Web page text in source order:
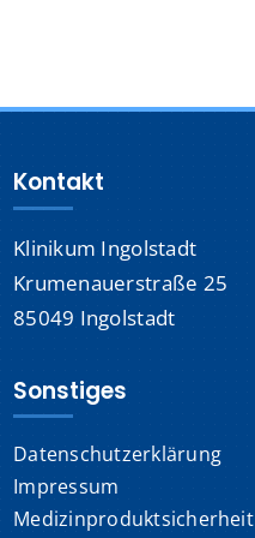
Kontakt
Karriere
Suche
nach:
Kontakt
Klinikum Ingolstadt
Krumenauerstraße 25
85049 Ingolstadt
Sonstiges
Datenschutzerklärung
Impressum
Medizinproduktsicherheit